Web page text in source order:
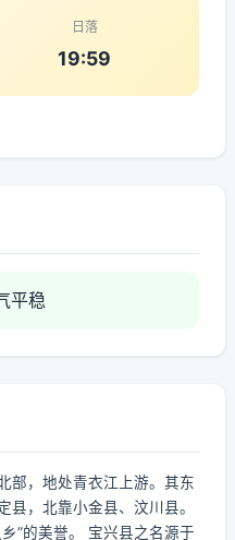
日落
19:59
平稳
部，地处青衣江上游。其东
县，北靠小金县、汶川县。
”的美誉。 宝兴县之名源于